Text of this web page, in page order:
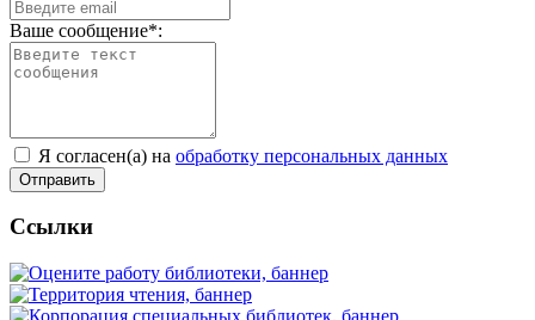
Ваше сообщение*:
Я согласен(а) на обработку персональных данных
Ссылки